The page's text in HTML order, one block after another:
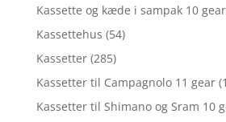
Kassette og kæde i sampak 10 gear
Kassettehus (54)
Kassetter (285)
Kassetter til Campagnolo 11 gear
Kassetter til Shimano og Sram 10